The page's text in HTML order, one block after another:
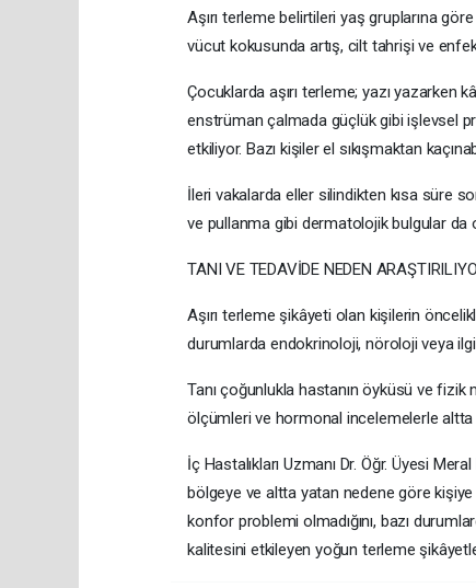
Aşırı terleme belirtileri yaş gruplarına
vücut kokusunda artış, cilt tahrişi ve
Çocuklarda aşırı terleme; yazı yazarken
enstrüman çalmada güçlük gibi işlevsel
etkiliyor. Bazı kişiler el sıkışmaktan
İleri vakalarda eller silindikten kısa süre
ve pullanma gibi dermatolojik bulgular da
TANI VE TEDAVİDE NEDEN
Aşırı terleme şikâyeti olan kişilerin
durumlarda endokrinoloji, nöroloji veya
Tanı çoğunlukla hastanın öyküsü ve
ölçümleri ve hormonal incelemelerle altta
İç Hastalıkları Uzmanı Dr. Öğr. Üyesi
bölgeye ve altta yatan nedene göre kişiye
konfor problemi olmadığını, bazı
kalitesini etkileyen yoğun terleme